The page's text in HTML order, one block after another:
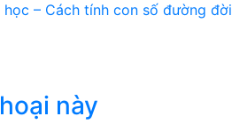
– Cách tính con số đường đời
này